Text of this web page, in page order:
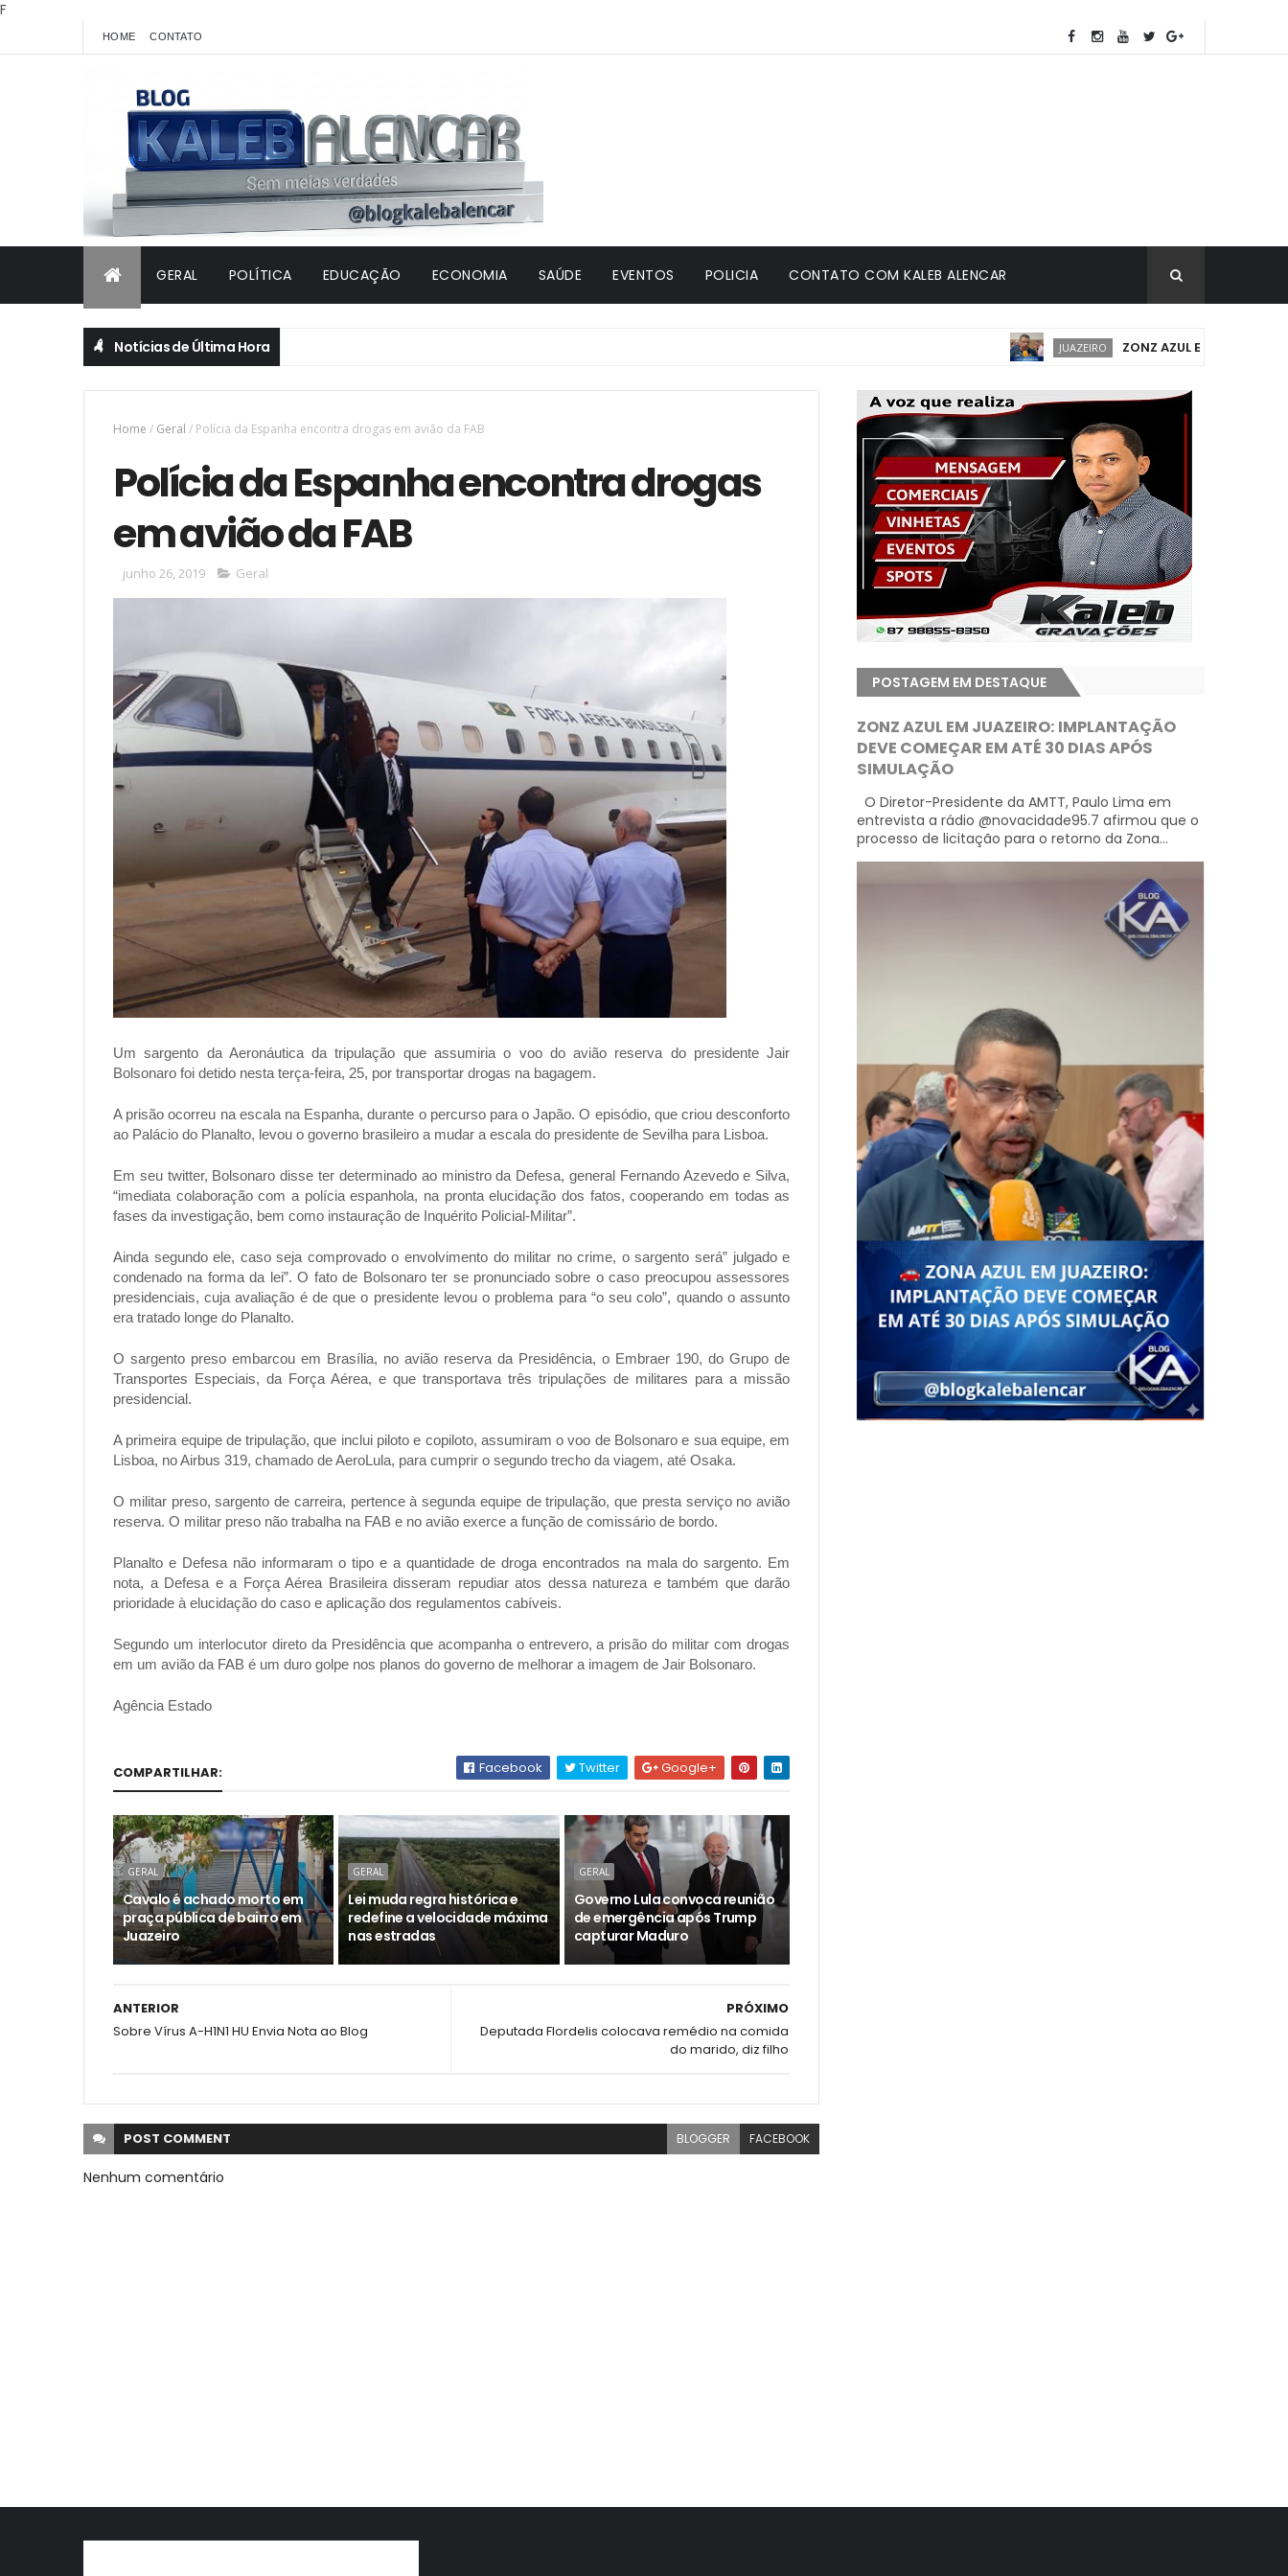
F
HOME CONTATO
GERAL POLÍTICA EDUCAÇÃO ECONOMIA SAÚDE EVENTOS POLICIA CONTATO COM KALEB ALENCAR
Notícias de Última Hora JUAZEIRO ZONZ AZUL EM JUAZEIRO:
Home / Geral / Polícia da Espanha encontra drogas em avião da FAB
Polícia da Espanha encontra drogas
em avião da FAB
junho 26, 2019 Geral
Um sargento da Aeronáutica da tripulação que assumiria o voo do avião reserva do presidente Jair
Bolsonaro foi detido nesta terça-feira, 25, por transportar drogas na bagagem.
A prisão ocorreu na escala na Espanha, durante o percurso para o Japão. O episódio, que criou desconforto
ao Palácio do Planalto, levou o governo brasileiro a mudar a escala do presidente de Sevilha para Lisboa.
Em seu twitter, Bolsonaro disse ter determinado ao ministro da Defesa, general Fernando Azevedo e Silva,
“imediata colaboração com a polícia espanhola, na pronta elucidação dos fatos, cooperando em todas as
fases da investigação, bem como instauração de Inquérito Policial-Militar”.
Ainda segundo ele, caso seja comprovado o envolvimento do militar no crime, o sargento será” julgado e
condenado na forma da lei”. O fato de Bolsonaro ter se pronunciado sobre o caso preocupou assessores
presidenciais, cuja avaliação é de que o presidente levou o problema para “o seu colo”, quando o assunto
era tratado longe do Planalto.
O sargento preso embarcou em Brasília, no avião reserva da Presidência, o Embraer 190, do Grupo de
Transportes Especiais, da Força Aérea, e que transportava três tripulações de militares para a missão
presidencial.
A primeira equipe de tripulação, que inclui piloto e copiloto, assumiram o voo de Bolsonaro e sua equipe, em
Lisboa, no Airbus 319, chamado de AeroLula, para cumprir o segundo trecho da viagem, até Osaka.
O militar preso, sargento de carreira, pertence à segunda equipe de tripulação, que presta serviço no avião
reserva. O militar preso não trabalha na FAB e no avião exerce a função de comissário de bordo.
Planalto e Defesa não informaram o tipo e a quantidade de droga encontrados na mala do sargento. Em
nota, a Defesa e a Força Aérea Brasileira disseram repudiar atos dessa natureza e também que darão
prioridade à elucidação do caso e aplicação dos regulamentos cabíveis.
Segundo um interlocutor direto da Presidência que acompanha o entrevero, a prisão do militar com drogas
em um avião da FAB é um duro golpe nos planos do governo de melhorar a imagem de Jair Bolsonaro.
Agência Estado
COMPARTILHAR: Facebook Twitter Google+
GERAL
Cavalo é achado morto em
praça pública de bairro em
Juazeiro
GERAL
Lei muda regra histórica e
redefine a velocidade máxima
nas estradas
GERAL
Governo Lula convoca reunião
de emergência após Trump
capturar Maduro
PRÓXIMO
Deputada Flordelis colocava remédio na comida
do marido, diz filho
ANTERIOR
Sobre Vírus A-H1N1 HU Envia Nota ao Blog
POST COMMENT BLOGGER FACEBOOK
Nenhum comentário
POSTAGEM EM DESTAQUE
ZONZ AZUL EM JUAZEIRO: IMPLANTAÇÃO
DEVE COMEÇAR EM ATÉ 30 DIAS APÓS
SIMULAÇÃO
O Diretor-Presidente da AMTT, Paulo Lima em
entrevista a rádio @novacidade95.7 afirmou que o
processo de licitação para o retorno da Zona...